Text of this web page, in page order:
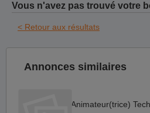
Vous n'avez pas trouvé votre
< Retour aux résultats
Annonces similaires